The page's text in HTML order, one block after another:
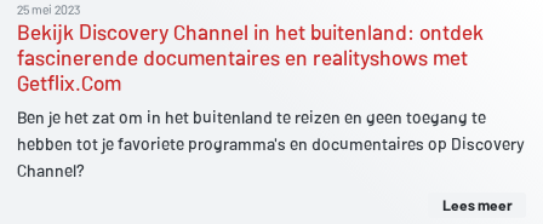
25 mei 2023
Bekijk Discovery Channel in het buitenland: ontdek
fascinerende documentaires en realityshows met
Getflix.Com
Ben je het zat om in het buitenland te reizen en geen toegang te
hebben tot je favoriete programma's en documentaires op Discovery
Channel?
Lees meer